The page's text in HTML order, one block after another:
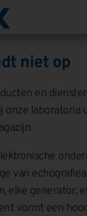
niet op
en
onze laboratoria
van
elke generator,
vormt een